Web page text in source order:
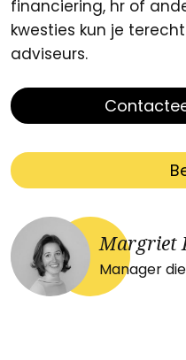
financiering, hr of
kwesties kun je
adviseurs.
Margriet
Manager